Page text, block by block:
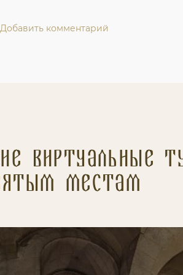
Добавить комментарий
Виртуальные
местам